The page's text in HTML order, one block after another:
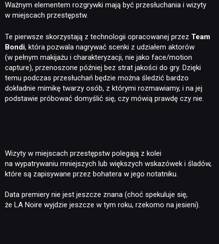
Ważnym elementem rozgrywki mają być przesłuchania i wizyty
w miejscach przestępstw.
Te pierwsze skorzystają z technologii opracowanej przez Team
Bondi, która pozwala nagrywać scenki z udziałem aktorów
(w pełnym makijażu i charakteryzacji, nie jako face/motion
capture), przenoszone później bez strat jakości do gry. Dzięki
temu podczas przesłuchań będzie można śledzić bardzo
dokładnie mimikę twarzy osób, z którymi rozmawiamy, i na jej
podstawie próbować domyślić się, czy mówią prawdę czy nie.
Wizyty w miejscach przestępstw polegają z kolei
na wypatrywaniu mniejszych lub większych wskazówek i śladów,
które są zapisywane przez bohatera w jego notatniku.
Data premiery nie jest jeszcze znana (choć spekuluje się,
że LA Noire wyjdzie jeszcze w tym roku, rzekomo na jesieni).